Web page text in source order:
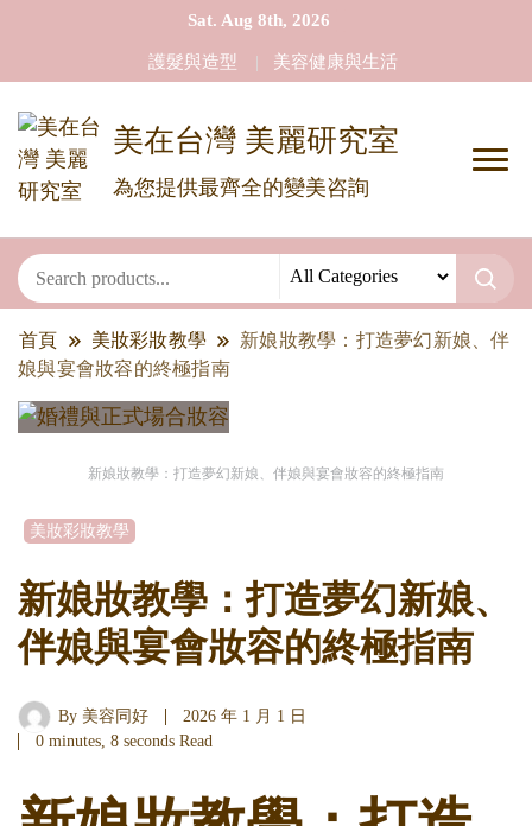
Sat. Aug 8th, 2026
護髮與造型 美容健康與生活
美在台灣 美麗研究室
為您提供最齊全的變美咨詢
首頁 美妝彩妝教學
新娘妝教學：打造夢幻新娘、伴
娘與宴會妝容的終極指南
新娘妝教學：打造夢幻新娘、伴娘與宴會妝容的終極指南
美妝彩妝教學
新娘妝教學：打造夢幻新娘、
伴娘與宴會妝容的終極指南
By 美容同好
2026 年 1 月 1 日
0 minutes, 8 seconds Read